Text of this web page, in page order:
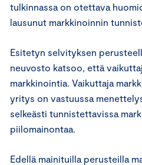
tulkinnassa on otettava
lausunut markkinoinnin
Esitetyn selvityksen
neuvosto katsoo, että
markkinointia. Vaikuttaja
yritys on vastuussa
selkeästi tunnistettavissa
piilomainontaa.
Edellä mainituilla perusteilla